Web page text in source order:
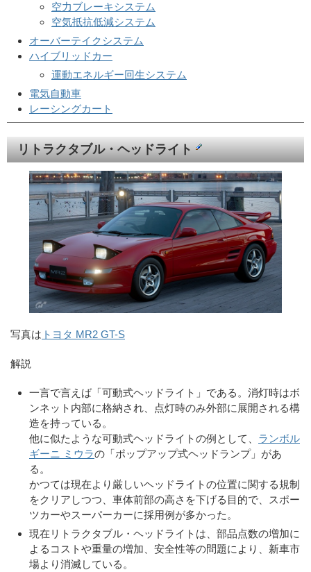
空力ブレーキシステム
空気抵抗低減システム
オーバーテイクシステム
ハイブリッドカー
運動エネルギー回生システム
電気自動車
レーシングカート
リトラクタブル・ヘッドライト
写真は トヨタ MR2 GT-S
解説
一言で言えば「可動式ヘッドライト」である。消灯時はボ
ンネット内部に格納され、点灯時のみ外部に展開される構
造を持っている。
他に似たような可動式ヘッドライトの例として、 ランボル
ギーニ ミウラの「ポップアップ式ヘッドランプ」があ
る。
かつては現在より厳しいヘッドライトの位置に関する規制
をクリアしつつ、車体前部の高さを下げる目的で、スポー
ツカーやスーパーカーに採用例が多かった。
現在リトラクタブル・ヘッドライトは、部品点数の増加に
よるコストや重量の増加、安全性等の問題により、新車市
場より消滅している。